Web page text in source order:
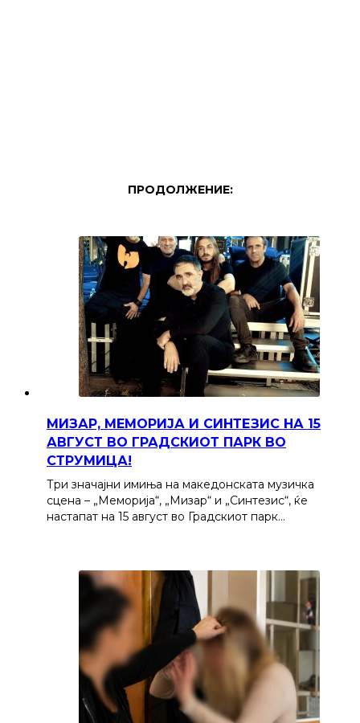
ПРОДОЛЖЕНИЕ:
МИЗАР, МЕМОРИЈА И СИНТЕЗИС НА 15
АВГУСТ ВО ГРАДСКИОТ ПАРК ВО
СТРУМИЦА!
Три значајни имиња на македонската музичка
сцена – „Меморија“, „Мизар“ и „Синтезис“, ќе
настапат на 15 август во Градскиот парк…